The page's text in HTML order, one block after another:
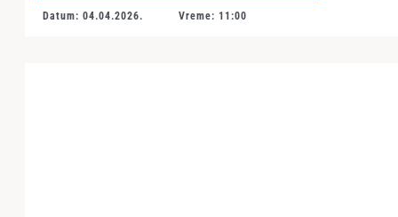
Datum: 04.04.2026. Vreme: 11:00